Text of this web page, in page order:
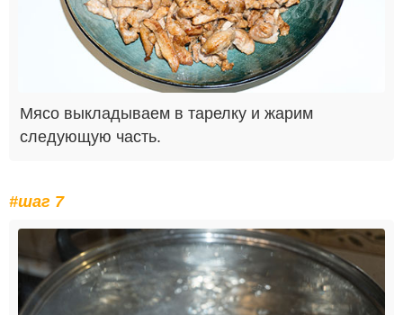
Мясо выкладываем в тарелку и жарим
следующую часть.
#шаг 7